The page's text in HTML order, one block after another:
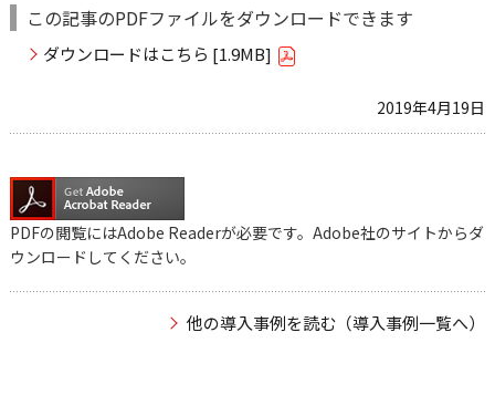
この記事のPDFファイルをダウンロードできます
ダウンロードはこちら [1.9MB]
2019年4月19日
PDFの閲覧にはAdobe Readerが必要です。Adobe社のサイトからダ
ウンロードしてください。
他の導入事例を読む（導入事例一覧へ）